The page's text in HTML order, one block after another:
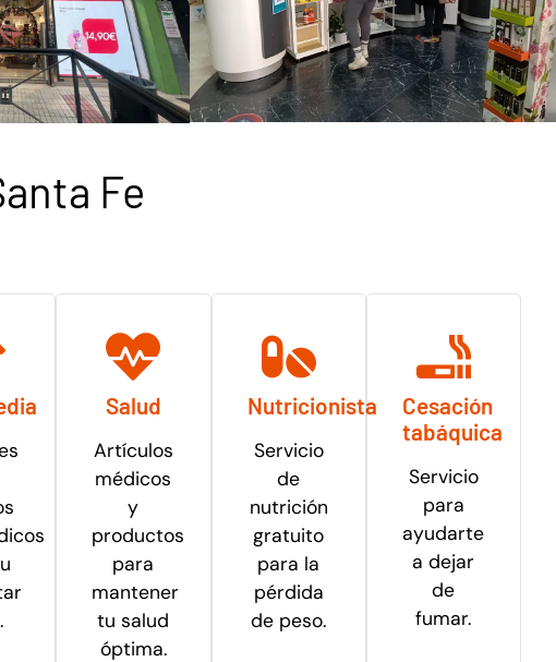
Fe
Salud
Artículos
médicos
y
productos
para
mantener
tu salud
óptima.
Nutricionista
Servicio
de
nutrición
gratuito
para la
pérdida
de peso.
Cesación
tabáquica
Servicio
para
ayudarte
a dejar
de
fumar.